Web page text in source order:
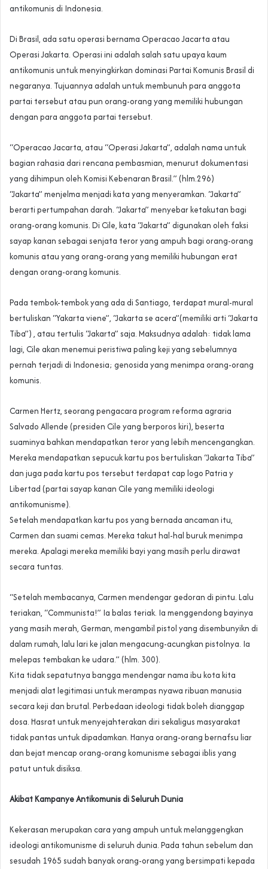
antikomunis di Indonesia.
Di Brasil, ada satu operasi bernama Operacao Jacarta atau
Operasi Jakarta. Operasi ini adalah salah satu upaya kaum
antikomunis untuk menyingkirkan dominasi Partai Komunis Brasil di
negaranya. Tujuannya adalah untuk membunuh para anggota
partai tersebut atau pun orang-orang yang memiliki hubungan
dengan para anggota partai tersebut.
“Operacao Jacarta, atau “Operasi Jakarta”, adalah nama untuk
bagian rahasia dari rencana pembasmian, menurut dokumentasi
yang dihimpun oleh Komisi Kebenaran Brasil.” (hlm.296)
“Jakarta” menjelma menjadi kata yang menyeramkan. “Jakarta”
berarti pertumpahan darah. “Jakarta” menyebar ketakutan bagi
orang-orang komunis. Di Cile, kata “Jakarta” digunakan oleh faksi
sayap kanan sebagai senjata teror yang ampuh bagi orang-orang
komunis atau yang orang-orang yang memiliki hubungan erat
dengan orang-orang komunis.
Pada tembok-tembok yang ada di Santiago, terdapat mural-mural
bertuliskan “Yakarta viene”, “Jakarta se acera”(memiliki arti “Jakarta
Tiba”) , atau tertulis “Jakarta” saja. Maksudnya adalah: tidak lama
lagi, Cile akan menemui peristiwa paling keji yang sebelumnya
pernah terjadi di Indonesia; genosida yang menimpa orang-orang
komunis.
Carmen Hertz, seorang pengacara program reforma agraria
Salvado Allende (presiden Cile yang berporos kiri), beserta
suaminya bahkan mendapatkan teror yang lebih mencengangkan.
Mereka mendapatkan sepucuk kartu pos bertuliskan “Jakarta Tiba”
dan juga pada kartu pos tersebut terdapat cap logo Patria y
Libertad (partai sayap kanan Cile yang memiliki ideologi
antikomunisme).
Setelah mendapatkan kartu pos yang bernada ancaman itu,
Carmen dan suami cemas. Mereka takut hal-hal buruk menimpa
mereka. Apalagi mereka memiliki bayi yang masih perlu dirawat
secara tuntas.
“Setelah membacanya, Carmen mendengar gedoran di pintu. Lalu
teriakan, “Communista!” Ia balas teriak. Ia menggendong bayinya
yang masih merah, German, mengambil pistol yang disembunyikn di
dalam rumah, lalu lari ke jalan mengacung-acungkan pistolnya. Ia
melepas tembakan ke udara.” (hlm. 300).
Kita tidak sepatutnya bangga mendengar nama ibu kota kita
menjadi alat legitimasi untuk merampas nyawa ribuan manusia
secara keji dan brutal. Perbedaan ideologi tidak boleh dianggap
dosa. Hasrat untuk menyejahterakan diri sekaligus masyarakat
tidak pantas untuk dipadamkan. Hanya orang-orang bernafsu liar
dan bejat mencap orang-orang komunisme sebagai iblis yang
patut untuk disiksa.
Akibat Kampanye Antikomunis di Seluruh Dunia
Kekerasan merupakan cara yang ampuh untuk melanggengkan
ideologi antikomunisme di seluruh dunia. Pada tahun sebelum dan
sesudah 1965 sudah banyak orang-orang yang bersimpati kepada